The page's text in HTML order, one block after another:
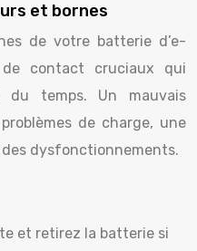
et bornes
de votre batterie d’e-
contact cruciaux qui
du temps. Un mauvais
de charge, une
dysfonctionnements.
et retirez la batterie si